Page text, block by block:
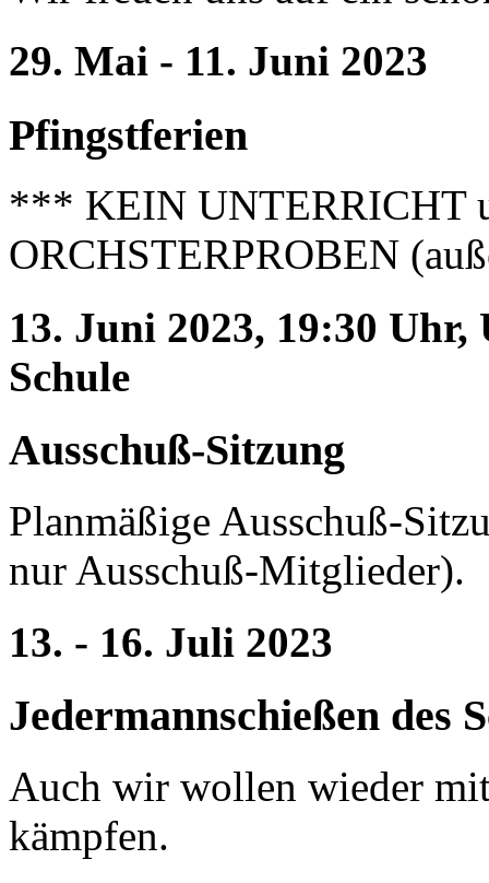
29. Mai - 11. Juni 2023
Pfingstferien
*** KEIN UNTERRICHT
ORCHSTERPROBEN
13. Juni 2023, 19:30
Schule
Ausschuß-Sitzung
Planmäßige Ausschuß-
nur Ausschuß-Mitglieder).
13. - 16. Juli 2023
Jedermannschießen des
Auch wir wollen wieder
kämpfen.